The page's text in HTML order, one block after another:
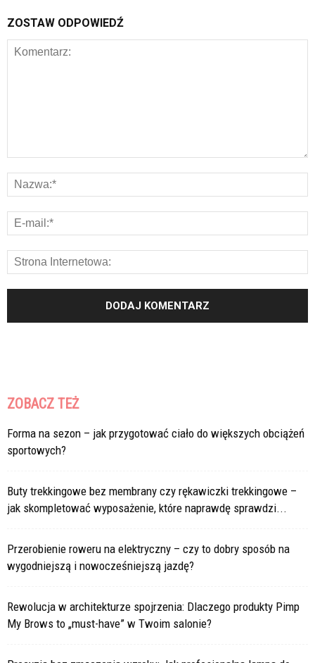
ZOSTAW ODPOWIEDŹ
ZOBACZ TEŻ
Forma na sezon – jak przygotować ciało do większych obciążeń
sportowych?
Buty trekkingowe bez membrany czy rękawiczki trekkingowe –
jak skompletować wyposażenie, które naprawdę sprawdzi...
Przerobienie roweru na elektryczny – czy to dobry sposób na
wygodniejszą i nowocześniejszą jazdę?
Rewolucja w architekturze spojrzenia: Dlaczego produkty Pimp
My Brows to „must-have” w Twoim salonie?